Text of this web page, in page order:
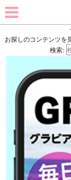
お探しのコンテンツを
検索: